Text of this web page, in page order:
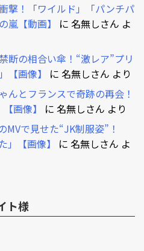
撃！「ワイルド」「パンチパ
嵐【動画】
に 名無しさん よ
断の相合い傘！“激レア”プリ
【画像】
に 名無しさん より
んとフランスで奇跡の再会！
画像】
に 名無しさん より
で見せた“JK制服姿”！
」【画像】
に 名無しさん よ
ト様